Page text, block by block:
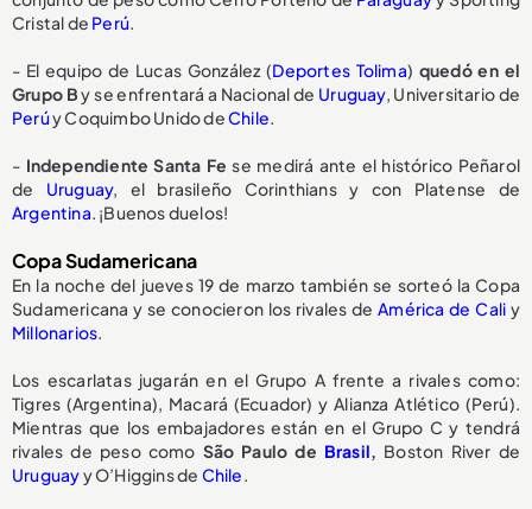
Cristal de Perú.
- El equipo de Lucas González (Deportes Tolima) quedó en el
Grupo By se enfrentará a Nacional de Uruguay, Universitario de
Perúy Coquimbo Unido deChile.
- Independiente Santa Fe se medirá ante el histórico Peñarol
de Uruguay, el brasileño Corinthians y con Platense de
Argentina. ¡Buenos duelos!
Copa Sudamericana
En la noche del jueves 19 de marzo también se sorteó la Copa
Sudamericana y se conocieron los rivales deAmérica de Cali y
Millonarios.
Los escarlatas jugarán en el Grupo A frente a rivales como:
Tigres (Argentina), Macará (Ecuador) y Alianza Atlético (Perú).
Mientras que los embajadores están en el Grupo C y tendrá
rivales de peso como São Paulo de Brasil, Boston River de
Uruguayy O’Higgins de Chile.